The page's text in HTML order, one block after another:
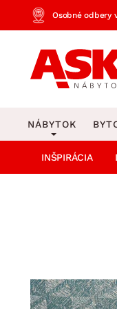
Osobné odbery
NÁBYTOK
Pracovňa a
Zobrazit vše
INŠPIRÁCIA